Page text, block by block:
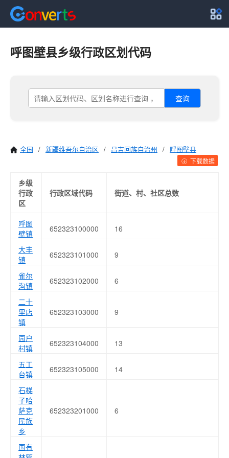
呼图壁县乡级行政区划代码
查询
全国 / 新疆维吾尔自治区 / 昌吉回族自治州 / 呼图壁县
下载数据
乡级
行政
区
行政区域代码 街道、村、社区总数
呼图
壁镇
652323100000 16
大丰
镇
652323101000 9
雀尔
沟镇
652323102000 6
二十
里店
镇
652323103000 9
园户
村镇
652323104000 13
五工
台镇
652323105000 14
石梯
子哈
萨克
民族
乡
652323201000 6
国有